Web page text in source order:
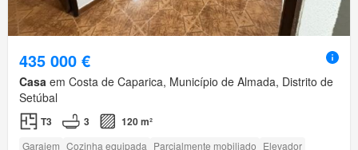
435 000 €
Casa em Costa de Caparica, Município de Almada, Distrito de
Setúbal
T3 3 120 m²
Garajem Cozinha equipada Parcialmente mobiliado Elevador